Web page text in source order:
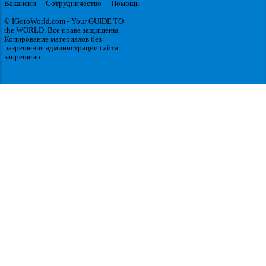
Вакансии
Сотрудничество
Помощь
© IGotoWorld.com - Your GUIDE TO
the WORLD. Все права защищены.
Копирование материалов без
разрешения администрации сайта
запрещено.